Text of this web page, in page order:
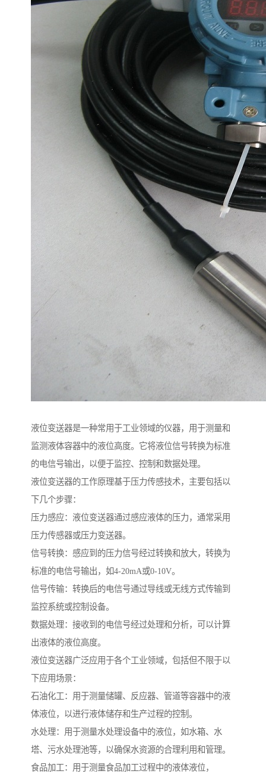
液位变送器是一种常用于工业领域的仪器，用于测量和
监测液体容器中的液位高度。它将液位信号转换为标准
的电信号输出，以便于监控、控制和数据处理。
液位变送器的工作原理基于压力传感技术，主要包括以
下几个步骤：
压力感应：液位变送器通过感应液体的压力，通常采用
压力传感器或压力变送器。
信号转换：感应到的压力信号经过转换和放大，转换为
标准的电信号输出，如4-20mA或0-10V。
信号传输：转换后的电信号通过导线或无线方式传输到
监控系统或控制设备。
数据处理：接收到的电信号经过处理和分析，可以计算
出液体的液位高度。
液位变送器广泛应用于各个工业领域，包括但不限于以
下应用场景：
石油化工：用于测量储罐、反应器、管道等容器中的液
体液位，以进行液体储存和生产过程的控制。
水处理：用于测量水处理设备中的液位，如水箱、水
塔、污水处理池等，以确保水资源的合理利用和管理。
食品加工：用于测量食品加工过程中的液体液位，